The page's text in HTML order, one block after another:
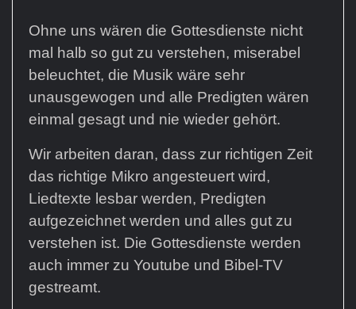
Ohne uns wären die Gottesdienste nicht
mal halb so gut zu verstehen, miserabel
beleuchtet, die Musik wäre sehr
unausgewogen und alle Predigten wären
einmal gesagt und nie wieder gehört.
Wir arbeiten daran, dass zur richtigen Zeit
das richtige Mikro angesteuert wird,
Liedtexte lesbar werden, Predigten
aufgezeichnet werden und alles gut zu
verstehen ist. Die Gottesdienste werden
auch immer zu Youtube und Bibel-TV
gestreamt.